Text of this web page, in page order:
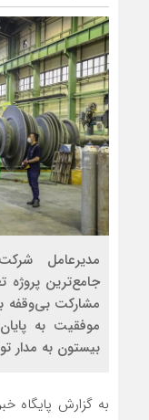
مدیرعامل
جامع‌ترین
بیستون به مدار
به گزارش پایگاه